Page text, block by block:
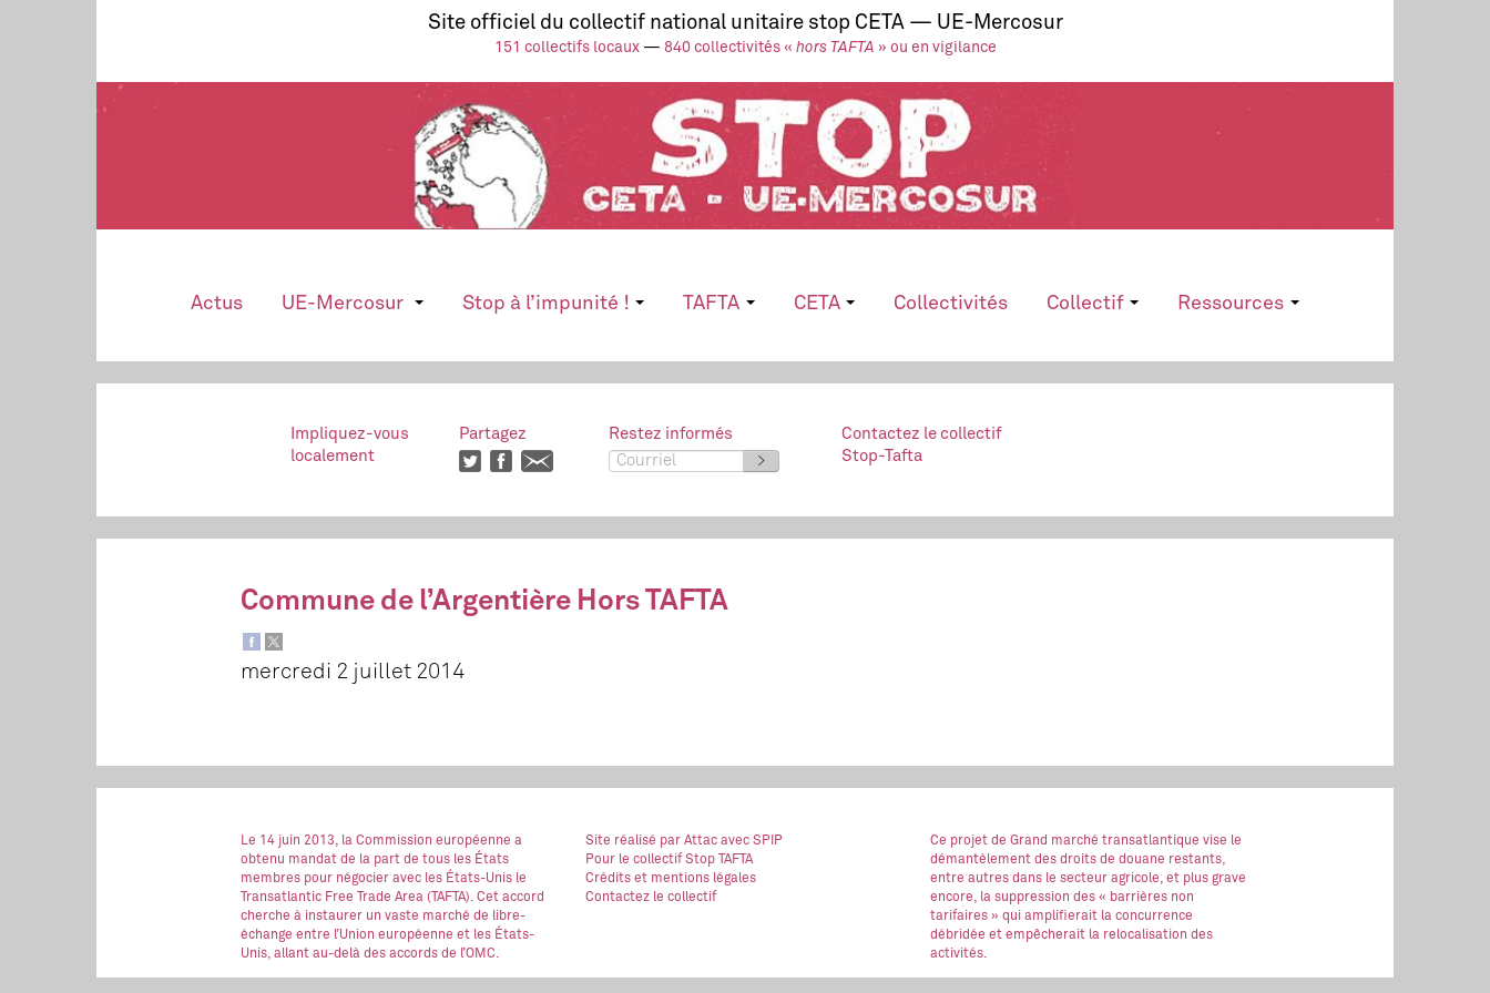
Site officiel du collectif national unitaire stop CETA — UE-Mercosur
151 collectifs locaux— 840 collectivités « hors TAFTA » ou en vigilance
Actus UE-Mercosur Stop à l’impunité ! TAFTA CETA Collectivités Collectif Ressources
Impliquez-vous
localement
Partagez
Restez informés
>
Contactez le collectif
Stop-Tafta
Commune de l’Argentière Hors TAFTA
mercredi 2 juillet 2014
Le 14 juin 2013, la Commission européenne a
obtenu mandat de la part de tous les États
membres pour négocier avec les États-Unis le
Transatlantic Free Trade Area (TAFTA). Cet accord
cherche à instaurer un vaste marché de libre-
échange entre l’Union européenne et les États-
Unis, allant au-delà des accords de l’OMC.
Site réalisé par Attac avec SPIP
Pour le collectif Stop TAFTA
Crédits et mentions légales
Contactez le collectif
Ce projet de Grand marché transatlantique vise le
démantèlement des droits de douane restants,
entre autres dans le secteur agricole, et plus grave
encore, la suppression des « barrières non
tarifaires » qui amplifierait la concurrence
débridée et empêcherait la relocalisation des
activités.